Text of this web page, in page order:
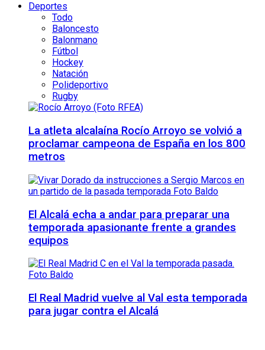
Deportes
Todo
Baloncesto
Balonmano
Fútbol
Hockey
Natación
Polideportivo
Rugby
La atleta alcalaína Rocío Arroyo se volvió a
proclamar campeona de España en los 800
metros
El Alcalá echa a andar para preparar una
temporada apasionante frente a grandes
equipos
El Real Madrid vuelve al Val esta temporada
para jugar contra el Alcalá